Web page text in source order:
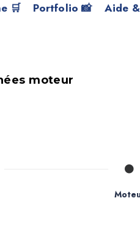
🛒 Portfolio 📸 Aide
moteur